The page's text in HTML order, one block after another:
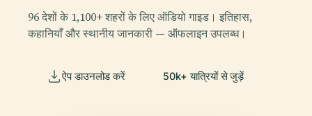
96 देशों के 1,100+ शहरों के लिए ऑडियो गाइड। इतिहास,
कहानियाँ और स्थानीय जानकारी — ऑफलाइन उपलब्ध।
ऐप डाउनलोड करें 50k+ यात्रियों से जुड़ें